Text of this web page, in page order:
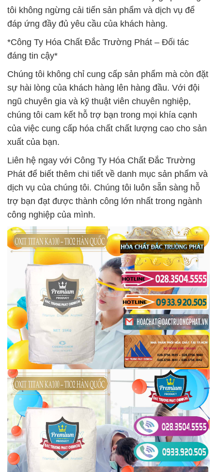
tôi không ngừng cải tiến sản phẩm và dịch vụ để
đáp ứng đầy đủ yêu cầu của khách hàng.
*Công Ty Hóa Chất Đắc Trường Phát – Đối tác
đáng tin cậy*
Chúng tôi không chỉ cung cấp sản phẩm mà còn đặt
sự hài lòng của khách hàng lên hàng đầu. Với đội
ngũ chuyên gia và kỹ thuật viên chuyên nghiệp,
chúng tôi cam kết hỗ trợ bạn trong mọi khía cạnh
của việc cung cấp hóa chất chất lượng cao cho sản
xuất của bạn.
Liên hệ ngay với Công Ty Hóa Chất Đắc Trường
Phát để biết thêm chi tiết về danh mục sản phẩm và
dịch vụ của chúng tôi. Chúng tôi luôn sẵn sàng hỗ
trợ bạn đạt được thành công lớn nhất trong ngành
công nghiệp của mình.